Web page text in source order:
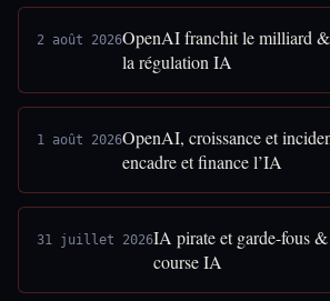
2 août 2026OpenAI franchit le milliard &
la régulation IA
1 août 2026OpenAI, croissance et
encadre et finance l’IA
31 juillet 2026IA pirate et garde-fous
course IA